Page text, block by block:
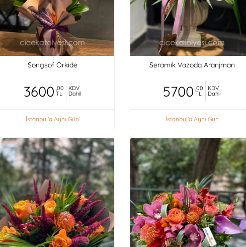
Songsof Orkide
3600 ,00
TL
KDV
Dahil
İstanbul'a Aynı Gün
Seramik Vazoda Aranjman
5700 ,00
TL
KDV
Dahil
İstanbul'a Aynı Gün